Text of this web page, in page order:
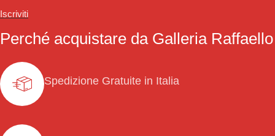
Iscriviti
Perché acquistare da Galleria Raffaello
Spedizione Gratuite in Italia